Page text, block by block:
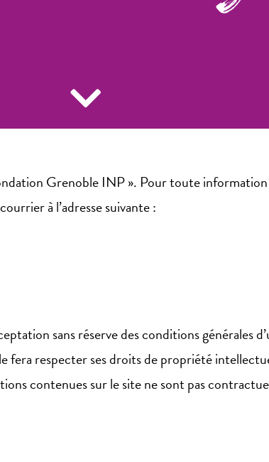
Grenoble INP ». Pour toute
à l’adresse suivante :
sans réserve des conditions générales
respecter ses droits de propriété
contenues sur le site ne sont pas